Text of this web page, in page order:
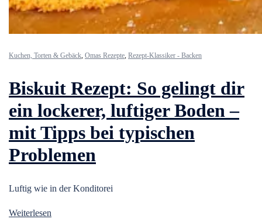
Kuchen, Torten & Gebäck, Omas Rezepte, Rezept-Klassiker - Backen
Biskuit Rezept: So gelingt dir
ein lockerer, luftiger Boden –
mit Tipps bei typischen
Problemen
Luftig wie in der Konditorei
Weiterlesen